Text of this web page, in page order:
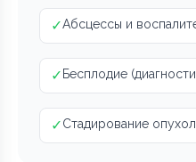
✓Абсцессы и
✓ Бесплодие
✓Стадирование